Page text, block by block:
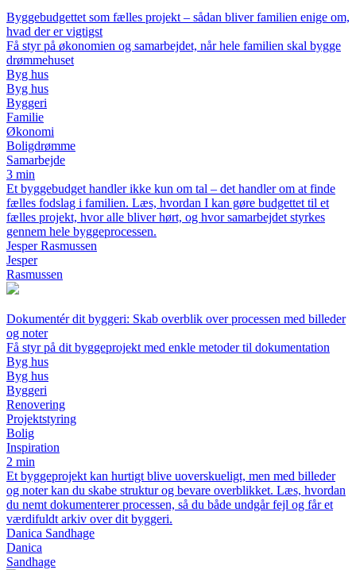
Byggebudgettet som fælles projekt – sådan bliver familien enige om,
hvad der er vigtigst
Få styr på økonomien og samarbejdet, når hele familien skal bygge
drømmehuset
Byg hus
Byg hus
Byggeri
Familie
Økonomi
Boligdrømme
Samarbejde
3 min
Et byggebudget handler ikke kun om tal – det handler om at finde
fælles fodslag i familien. Læs, hvordan I kan gøre budgettet til et
fælles projekt, hvor alle bliver hørt, og hvor samarbejdet styrkes
gennem hele byggeprocessen.
Jesper Rasmussen
Jesper
Rasmussen
Dokumentér dit byggeri: Skab overblik over processen med billeder
og noter
Få styr på dit byggeprojekt med enkle metoder til dokumentation
Byg hus
Byg hus
Byggeri
Renovering
Projektstyring
Bolig
Inspiration
2 min
Et byggeprojekt kan hurtigt blive uoverskueligt, men med billeder
og noter kan du skabe struktur og bevare overblikket. Læs, hvordan
du nemt dokumenterer processen, så du både undgår fejl og får et
værdifuldt arkiv over dit byggeri.
Danica Sandhage
Danica
Sandhage